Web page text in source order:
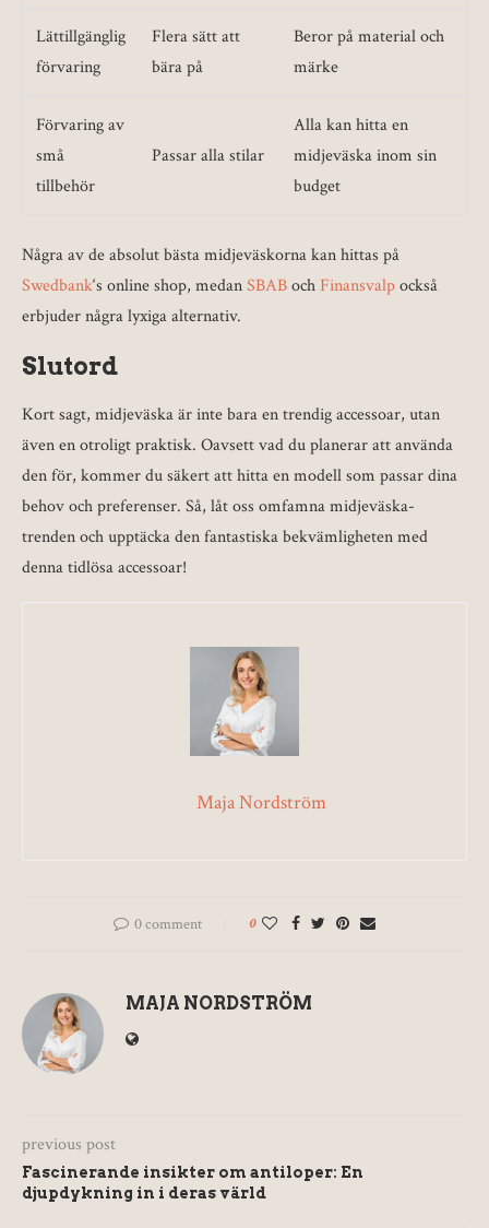
Lättillgänglig
förvaring
Flera sätt att
bära på
Beror på material och
märke
Förvaring av
små
tillbehör
Passar alla stilar
Alla kan hitta en
midjeväska inom sin
budget
Några av de absolut bästa midjeväskorna kan hittas på
Swedbank‘s online shop, medanSBABoch Finansvalpockså
erbjuder några lyxiga alternativ.
Slutord
Kort sagt, midjeväska är inte bara en trendig accessoar, utan
även en otroligt praktisk. Oavsett vad du planerar att använda
den för, kommer du säkert att hitta en modell som passar dina
behov och preferenser. Så, låt oss omfamna midjeväska-
trenden och upptäcka den fantastiska bekvämligheten med
denna tidlösa accessoar!
Maja Nordström
0 comment 0
MAJA NORDSTRÖM
previous post
Fascinerande insikter om antiloper: En
djupdykning in i deras värld